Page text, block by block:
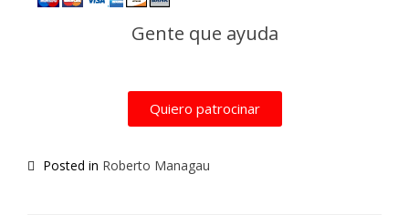
Gente que ayuda
Quiero patrocinar
Posted in Roberto Managau